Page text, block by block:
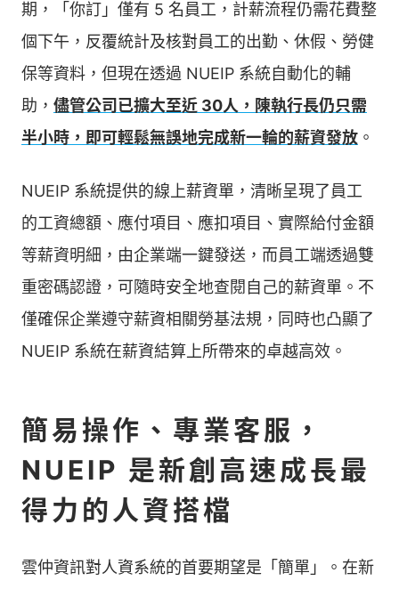
期，「你訂」僅有 5 名員工，計薪流程仍需花費整
個下午，反覆統計及核對員工的出勤、休假、勞健
保等資料，但現在透過 NUEIP 系統自動化的輔
助， 儘管公司已擴大至近 30人，陳執行長仍只需
半小時，即可輕鬆無誤地完成新一輪的薪資發放 。
NUEIP 系統提供的線上薪資單，清晰呈現了員工
的工資總額、應付項目、應扣項目、實際給付金額
等薪資明細，由企業端一鍵發送，而員工端透過雙
重密碼認證，可隨時安全地查閱自己的薪資單。不
僅確保企業遵守薪資相關勞基法規，同時也凸顯了
NUEIP 系統在薪資結算上所帶來的卓越高效。
簡易操作、專業客服，
NUEIP 是新創高速成長最
得力的人資搭檔
雲仲資訊對人資系統的首要期望是「簡單」。在新